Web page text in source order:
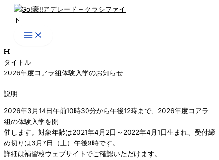
キ
ッ
プ
タイトル
2026年度コアラ組体験入学のお知らせ
説明
2026年3月14日午前10時30分から午後12時まで、2026年度コアラ
組の体験入学を開
催します。対象年齢は2021年4月2日～2022年4月1日生まれ、受付締
め切りは3月7日（土）午後9時です。
詳細は補習校ウェブサイトでご確認いただけます。